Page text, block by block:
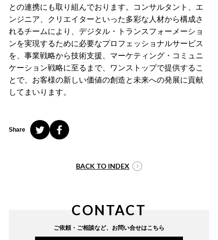
との連携にも取り組んでおります。コンサルタント、エ
ンジニア、クリエイターといった多彩な人材から構成さ
れるチームにより、デジタル・トランスフォーメーショ
ンを実現するために必要なプロフェッショナルサービス
を、事業戦略から技術支援、マーケティング・コミュニ
ケーション戦略に至るまで、ワンストップで提供するこ
とで、お客様の新しい価値の創造と未来への発展に貢献
してまいります。
Share
BACK TO INDEX
CONTACT
ご依頼・ご相談など、 お問い合せはこちら